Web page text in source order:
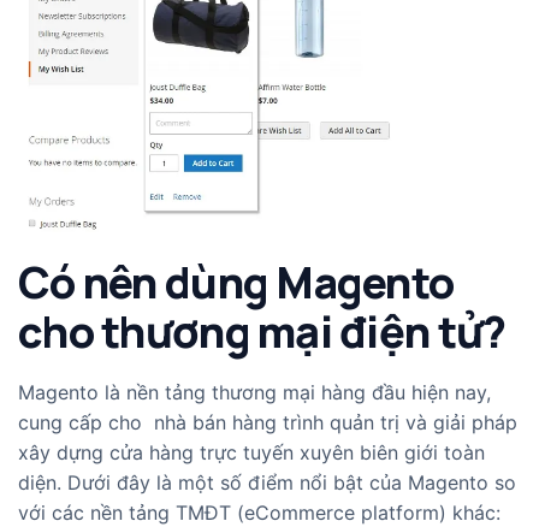
Có nên dùng Magento
cho thương mại điện tử?
Magento là nền tảng thương mại hàng đầu hiện nay,
cung cấp cho nhà bán hàng trình quản trị và giải pháp
xây dựng cửa hàng trực tuyến xuyên biên giới toàn
diện. Dưới đây là một số điểm nổi bật của Magento so
với các nền tảng TMĐT (eCommerce platform) khác: